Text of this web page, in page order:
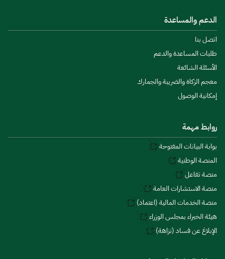
الدعم والمساعدة
اتصل بنا
طلبات المساعدة والدعم
الأسئلة الشائعة
معجم الزكاة والضريبة والجمارك
إمكانية الوصول
روابط مهمة
بوابة البيانات المفتوحة
المنصة الوطنية
منصة تفاعل
منصة الاستشارات العامة
منصة الخدمات المالية (اعتماد)
هيئة الخبراء بمجلس الوزراء
الإبلاغ عن فساد (نزاهة)